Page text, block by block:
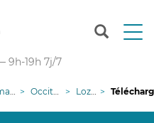
T
l
n
9h-19h 7j/7
Occitanie Lozère